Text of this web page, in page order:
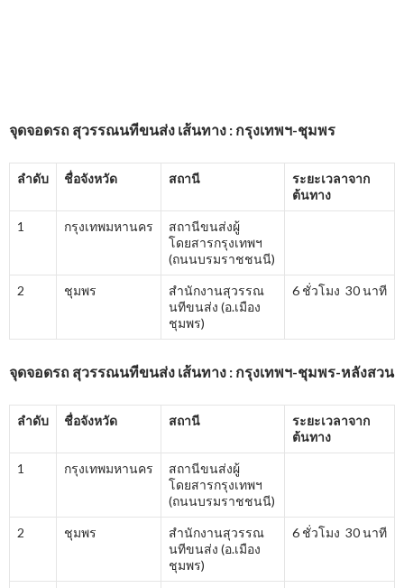
จุดจอดรถ สุวรรณนทีขนส่ง เส้นทาง : กรุงเทพฯ-ชุมพร
ลำดับ ชื่อจังหวัด สถานี
ระยะเวลาจาก
ต้นทาง
1 กรุงเทพมหานคร
สถานีขนส่งผู้
โดยสารกรุงเทพฯ
(ถนนบรมราชชนนี)
2 ชุมพร
สำนักงานสุวรรณ
นทีขนส่ง (อ.เมือง
ชุมพร)
6 ชั่วโมง 30 นาที
จุดจอดรถ สุวรรณนทีขนส่ง เส้นทาง : กรุงเทพฯ-ชุมพร-หลังสวน
ลำดับ ชื่อจังหวัด สถานี
ระยะเวลาจาก
ต้นทาง
1 กรุงเทพมหานคร
สถานีขนส่งผู้
โดยสารกรุงเทพฯ
(ถนนบรมราชชนนี)
2 ชุมพร
สำนักงานสุวรรณ
นทีขนส่ง (อ.เมือง
ชุมพร)
6 ชั่วโมง 30 นาที